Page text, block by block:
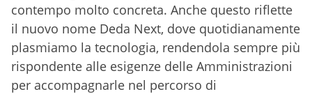
contempo molto concreta. Anche questo riflette
il nuovo nome Deda Next, dove quotidianamente
plasmiamo la tecnologia, rendendola sempre più
rispondente alle esigenze delle Amministrazioni
per accompagnarle nel percorso di